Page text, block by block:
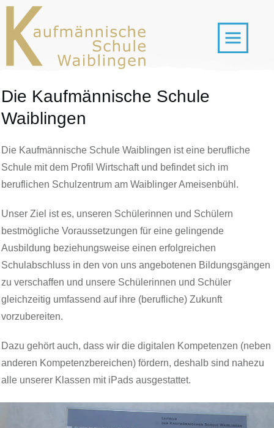
Die Kaufmännische Schule
Waiblingen
Die Kaufmännische Schule Waiblingen ist eine berufliche
Schule mit dem Profil Wirtschaft und befindet sich im
beruflichen Schulzentrum am Waiblinger Ameisenbühl.
Unser Ziel ist es, unseren Schülerinnen und Schülern
bestmögliche Voraussetzungen für eine gelingende
Ausbildung beziehungsweise einen erfolgreichen
Schulabschluss in den von uns angebotenen Bildungsgängen
zu verschaffen und unsere Schülerinnen und Schüler
gleichzeitig umfassend auf ihre (berufliche) Zukunft
vorzubereiten.
Dazu gehört auch, dass wir die digitalen Kompetenzen (neben
anderen Kompetenzbereichen) fördern, deshalb sind nahezu
alle unserer Klassen mit iPads ausgestattet.